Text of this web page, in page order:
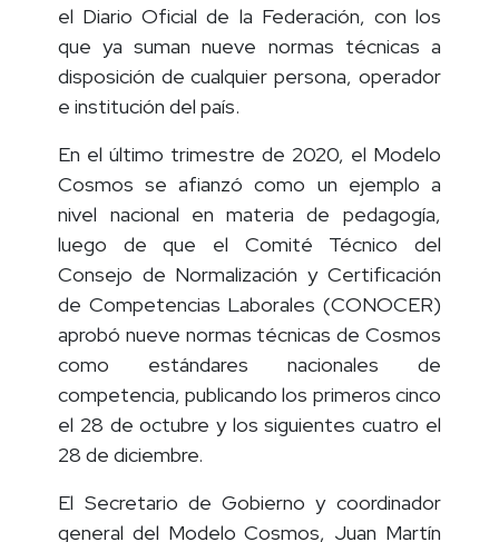
el Diario Oficial de la Federación, con los
que ya suman nueve normas técnicas a
disposición de cualquier persona, operador
e institución del país.
En el último trimestre de 2020, el Modelo
Cosmos se afianzó como un ejemplo a
nivel nacional en materia de pedagogía,
luego de que el Comité Técnico del
Consejo de Normalización y Certificación
de Competencias Laborales (CONOCER)
aprobó nueve normas técnicas de Cosmos
como estándares nacionales de
competencia, publicando los primeros cinco
el 28 de octubre y los siguientes cuatro el
28 de diciembre.
El Secretario de Gobierno y coordinador
general del Modelo Cosmos, Juan Martín